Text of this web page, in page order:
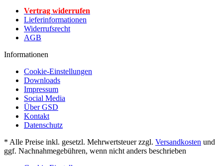
Vertrag widerrufen
Lieferinformationen
Widerrufsrecht
AGB
Informationen
Cookie-Einstellungen
Downloads
Impressum
Social Media
Über GSD
Kontakt
Datenschutz
* Alle Preise inkl. gesetzl. Mehrwertsteuer zzgl. Versandkosten und
ggf. Nachnahmegebühren, wenn nicht anders beschrieben